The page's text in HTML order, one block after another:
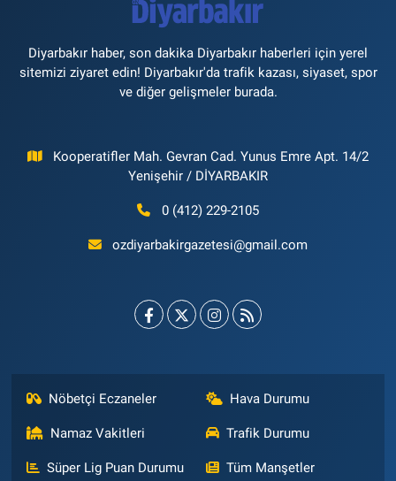
Diyarbakır haber, son dakika Diyarbakır haberleri için yerel
sitemizi ziyaret edin! Diyarbakır'da trafik kazası, siyaset, spor
ve diğer gelişmeler burada.
Kooperatifler Mah. Gevran Cad. Yunus Emre Apt. 14/2
Yenişehir / DİYARBAKIR
0 (412) 229-2105
ozdiyarbakirgazetesi@gmail.com
Nöbetçi Eczaneler Hava Durumu
Namaz Vakitleri Trafik Durumu
Süper Lig Puan Durumu
Tüm Manşetler